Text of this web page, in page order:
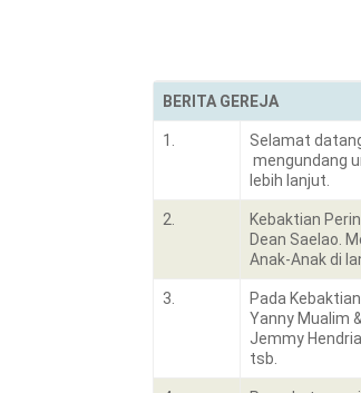
BERITA GEREJA
1.
Selamat
mengundang
lebih lanjut.
2.
Kebaktian
Dean Saelao.
Anak-Anak di
3.
Pada
Yanny Mualim
Jemmy
tsb.